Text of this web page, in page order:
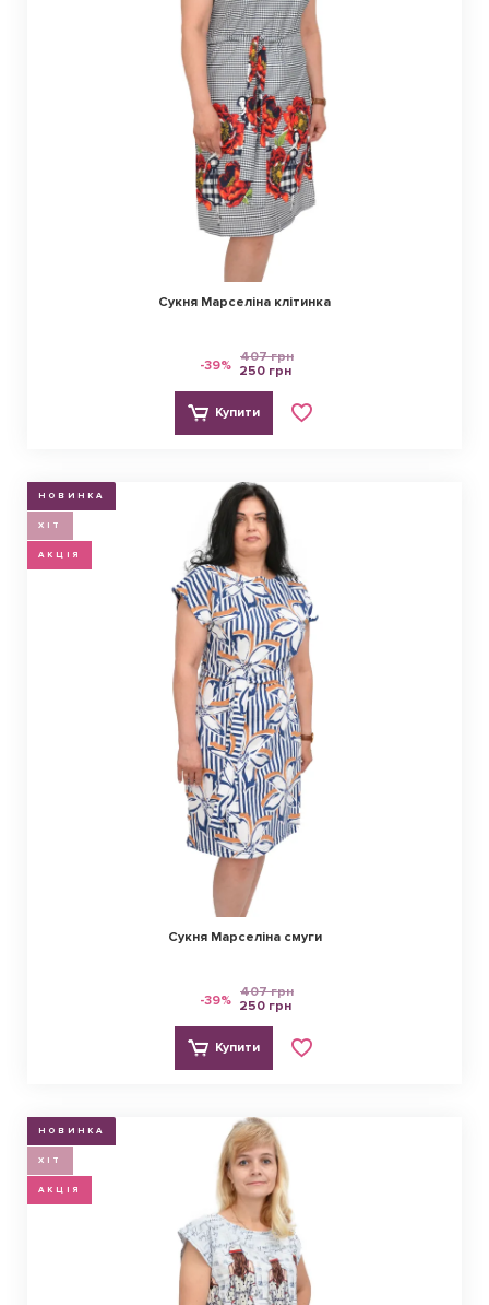
Сукня Марселіна клітинка
-39% 407 грн
250 грн
Купити
НОВИНКА
ХІТ
АКЦІЯ
Сукня Марселіна смуги
-39% 407 грн
250 грн
Купити
НОВИНКА
ХІТ
АКЦІЯ